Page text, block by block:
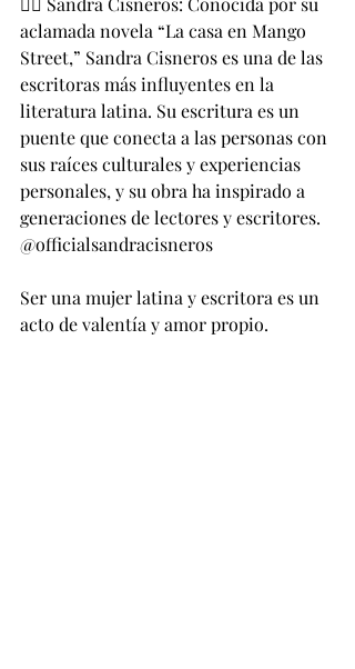
aclamada novela “La casa en Mango
Street,” Sandra Cisneros es una de las
escritoras más influyentes en la
literatura latina. Su escritura es un
puente que conecta a las personas con
sus raíces culturales y experiencias
personales, y su obra ha inspirado a
generaciones de lectores y escritores.
@officialsandracisneros
Ser una mujer latina y escritora es un
acto de valentía y amor propio.